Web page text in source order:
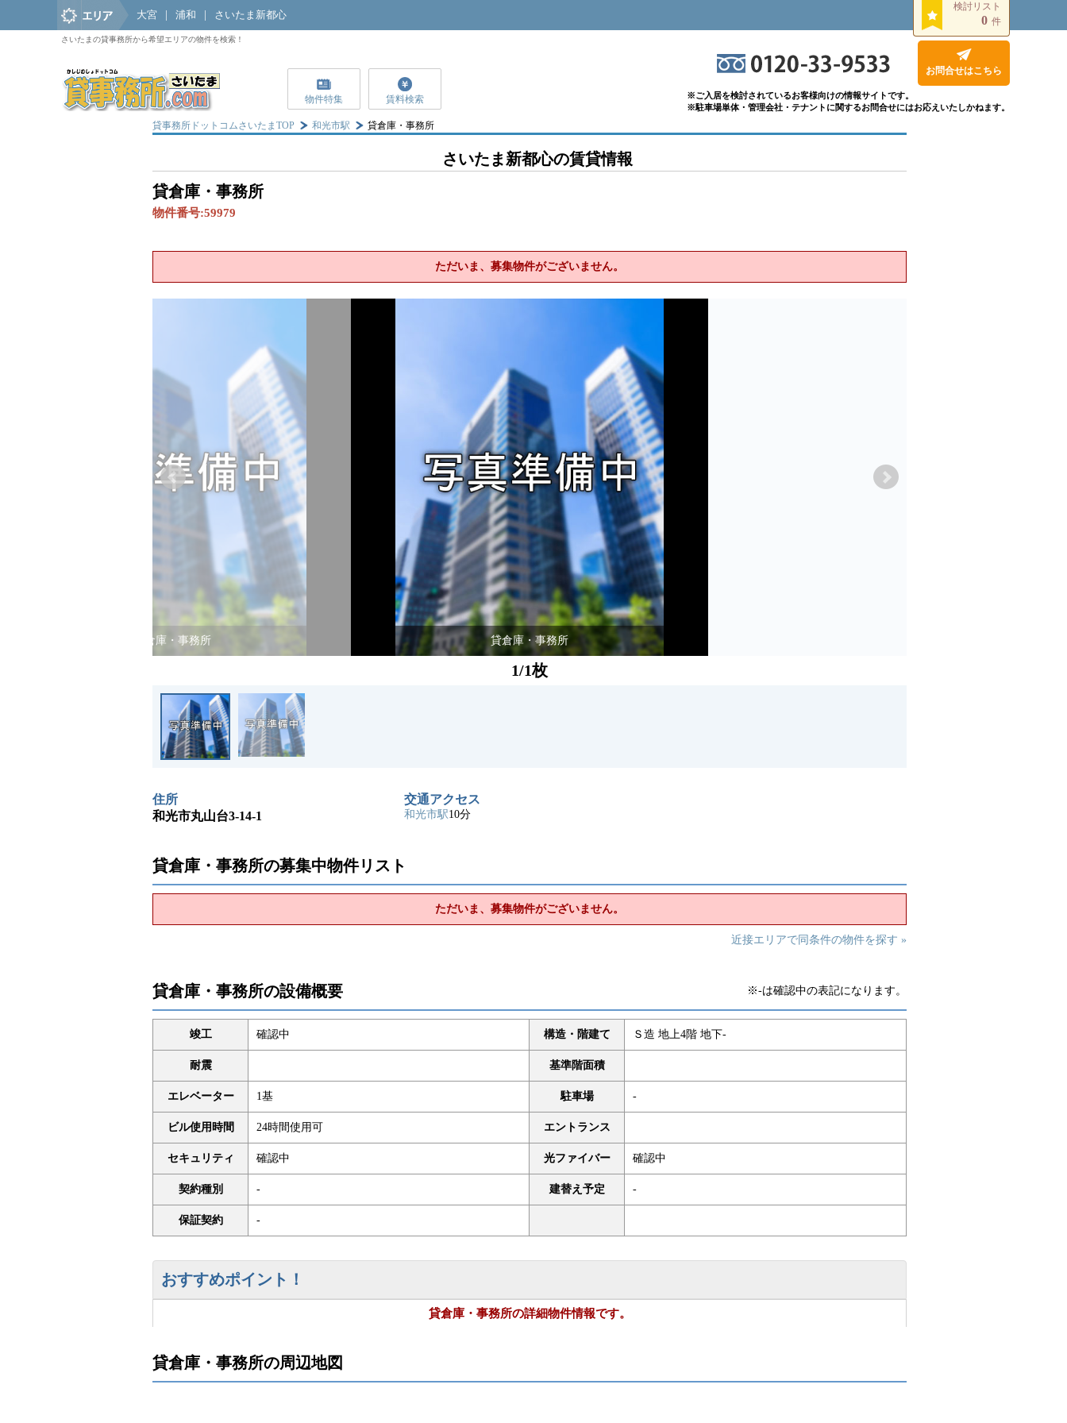
大宮 浦和 さいたま新都心
検討リスト
0 件
さいたまの貸事務所から希望エリアの物件を検索！
物件特集 賃料検索
お問合せはこちら
※ご入居を検討されているお客様向けの情報サイトです。
※駐車場単体・管理会社・テナントに関するお問合せにはお応えいたしかねます。
貸事務所ドットコムさいたまTOP 和光市駅 貸倉庫・事務所
さいたま新都心の賃貸情報
貸倉庫・事務所
物件番号:59979
ただいま、募集物件がございません。
貸倉庫・事務所 貸倉庫・事務所
1/1枚
住所
和光市丸山台3-14-1
交通アクセス
和光市駅10分
貸倉庫・事務所の募集中物件リスト
ただいま、募集物件がございません。
近接エリアで同条件の物件を探す »
貸倉庫・事務所の設備概要 ※-は確認中の表記になります。
竣工 確認中 構造・階建て Ｓ造 地上4階 地下-
耐震 基準階面積
エレベーター 1基 駐車場 -
ビル使用時間 24時間使用可 エントランス
セキュリティ 確認中 光ファイバー 確認中
契約種別 - 建替え予定 -
保証契約 -
おすすめポイント！
貸倉庫・事務所の詳細物件情報です。
貸倉庫・事務所の周辺地図